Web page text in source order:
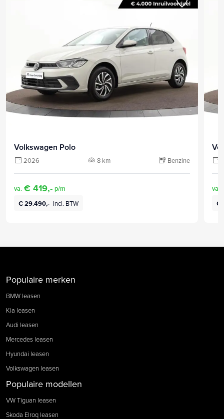
Volkswagen Polo
2026 8 km Benzine
va. € 419,- p/m
€ 29.490,- Incl. BTW
va.
€
Populaire merken
BMW leasen
Kia leasen
Audi leasen
Mercedes leasen
Hyundai leasen
Volkswagen leasen
Populaire modellen
VW Tiguan leasen
Skoda Elroq leasen